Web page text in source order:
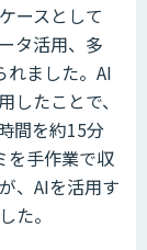
ースとして
タ活用、多
れました。AI
たことで、
間を約15分
を手作業で収
、AIを活用す
た。